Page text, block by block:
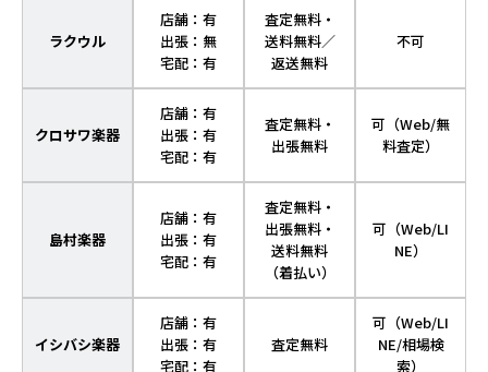
ラクウル
店舗：有
出張：無
宅配：有
査定無料・
送料無料／
返送無料
不可
クロサワ楽器
店舗：有
出張：有
宅配：有
査定無料・
出張無料
可（Web/無
料査定）
島村楽器
店舗：有
出張：有
宅配：有
査定無料・
出張無料・
送料無料
（着払い）
可（Web/LI
NE）
イシバシ楽器
店舗：有
出張：有
宅配：有
査定無料
可（Web/LI
NE/相場検
索）